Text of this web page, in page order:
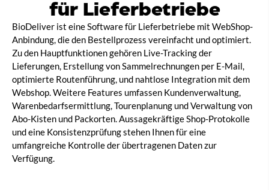
für Lieferbetriebe
BioDeliver ist eine Software für Lieferbetriebe mit WebShop-
Anbindung, die den Bestellprozess vereinfacht und optimiert.
Zu den Hauptfunktionen gehören Live-Tracking der
Lieferungen, Erstellung von Sammelrechnungen per E-Mail,
optimierte Routenführung, und nahtlose Integration mit dem
Webshop. Weitere Features umfassen Kundenverwaltung,
Warenbedarfsermittlung, Tourenplanung und Verwaltung von
Abo-Kisten und Packorten. Aussagekräftige Shop-Protokolle
und eine Konsistenzprüfung stehen Ihnen für eine
umfangreiche Kontrolle der übertragenen Daten zur
Verfügung.